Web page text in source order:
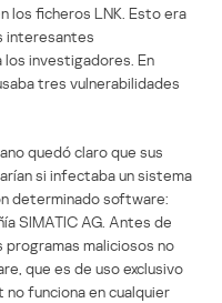
los ficheros LNK. Esto era
interesantes
investigadores. En
tres vulnerabilidades
quedó claro que sus
si infectaba un sistema
determinado software:
SIMATIC AG. Antes de
maliciosos no
que es de uso exclusivo
funciona en cualquier